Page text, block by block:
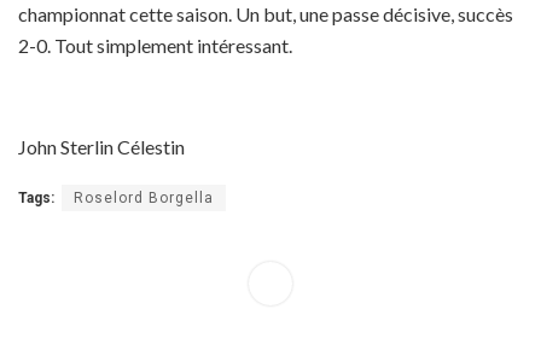
championnat cette saison. Un but, une passe décisive, succès
2-0. Tout simplement intéressant.
John Sterlin Célestin
Tags: Roselord Borgella